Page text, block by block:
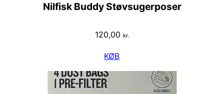
Nilfisk Buddy Støvsugerposer
120,00 kr.
KØB